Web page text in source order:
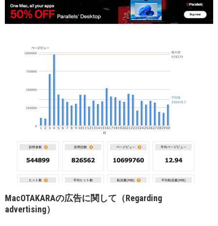
MacOTAKARAの広告に関して（Regarding
advertising）